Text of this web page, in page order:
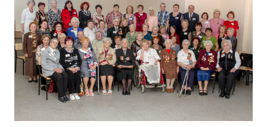
ИНСТИТУТ
Противодействие коррупции
В ПОМОЩЬ УЧИТЕЛЮ
Организация УВП